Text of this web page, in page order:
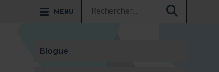
MENU
Blogue